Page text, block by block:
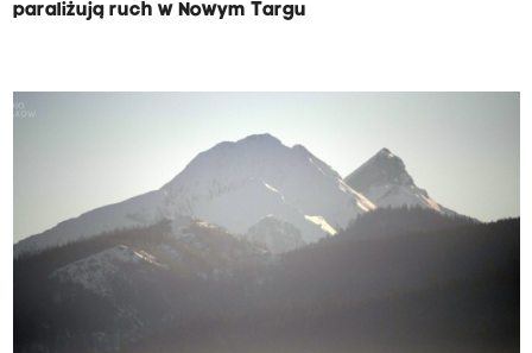
paraliżują ruch w Nowym Targu